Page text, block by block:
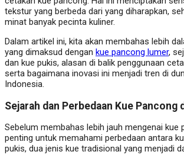
tekstur yang berbeda dari yang diharapkan,
minat banyak pecinta kuliner.
Dalam artikel ini, kita akan membahas lebih
yang dimaksud dengan kue pancong lumer,
dan kue pukis, alasan di balik penggunaan
serta bagaimana inovasi ini menjadi tren di
Indonesia.
Sejarah dan Perbedaan Kue Pancong
Sebelum membahas lebih jauh mengenai kue
penting untuk memahami perbedaan antara
pukis, dua jenis kue tradisional yang menjadi